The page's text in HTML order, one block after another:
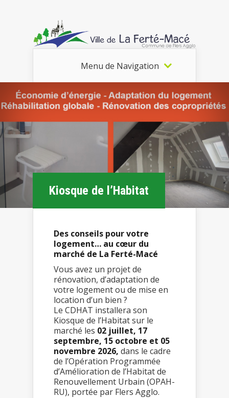
Menu de Navigation
Kiosque de l’Habitat
Des conseils pour votre
logement… au cœur du
marché de La Ferté-Macé
Vous avez un projet de
rénovation, d’adaptation de
votre logement ou de mise en
location d’un bien ?
Le CDHAT installera son
Kiosque de l’Habitat sur le
marché les 02 juillet, 17
septembre, 15 octobre et 05
novembre 2026, dans le cadre
de l’Opération Programmée
d’Amélioration de l’Habitat de
Renouvellement Urbain (OPAH-
RU), portée par Flers Agglo.